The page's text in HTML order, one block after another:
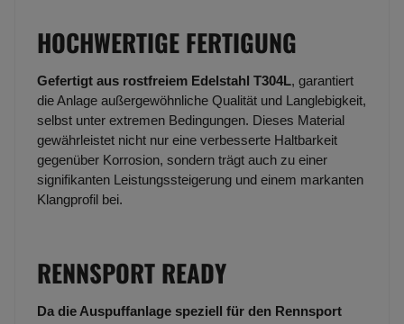
HOCHWERTIGE FERTIGUNG
Gefertigt aus rostfreiem Edelstahl T304L, garantiert
die Anlage außergewöhnliche Qualität und Langlebigkeit,
selbst unter extremen Bedingungen. Dieses Material
gewährleistet nicht nur eine verbesserte Haltbarkeit
gegenüber Korrosion, sondern trägt auch zu einer
signifikanten Leistungssteigerung und einem markanten
Klangprofil bei.
RENNSPORT READY
Da die Auspuffanlage speziell für den Rennsport